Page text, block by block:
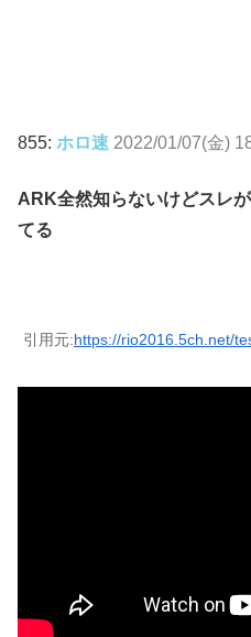
855: ホロ速 2022/01/07(金)
ARK全然知らないけどスレ
てる
引用元:https://rio2016.5ch.net/